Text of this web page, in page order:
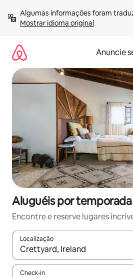
para
Mostrar idioma original
Anuncie
Aluguéis por
Encontre e reserve lugares
Localização
Quando os resultados estiverem
Check-in